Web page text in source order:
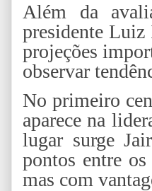
Além da
presidente Luiz
projeções
observar
No primeiro
aparece na
lugar surge
pontos entre
mas com